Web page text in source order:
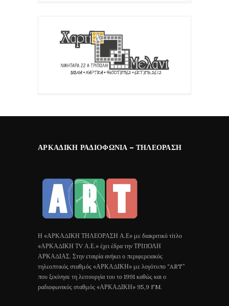
ΑΡΚΑΔΙΚΉ ΡΑΔΙΟΦΩΝΊΑ – ΤΗΛΕΌΡΑΣΗ
Η «ΑΡΚΑΔΙΚΗ ΤΗΛΕΟΡΑΣΗ Α.Ε» με διακριτικό τίτλο
«ΑΡΚΑΔΙΚΗ ΤV Α.Ε.» έχει έδρα την ΤΡΙΠΟΛΗ
ΑΡΚΑΔΙΑΣ. Στην εταιρία ανήκει ο περιφερειακός
τηλεοπτικός σταθμός «ΑΡΚΑΔΙΚΗ» με λογότυπο “ART”
που ξεκίνησε τη λειτουργία του το 1991 καθώς και ο
ραδιοφωνικός σταθμός «ΑΡΚΑΔΙΚΗ» 95,9 FM.